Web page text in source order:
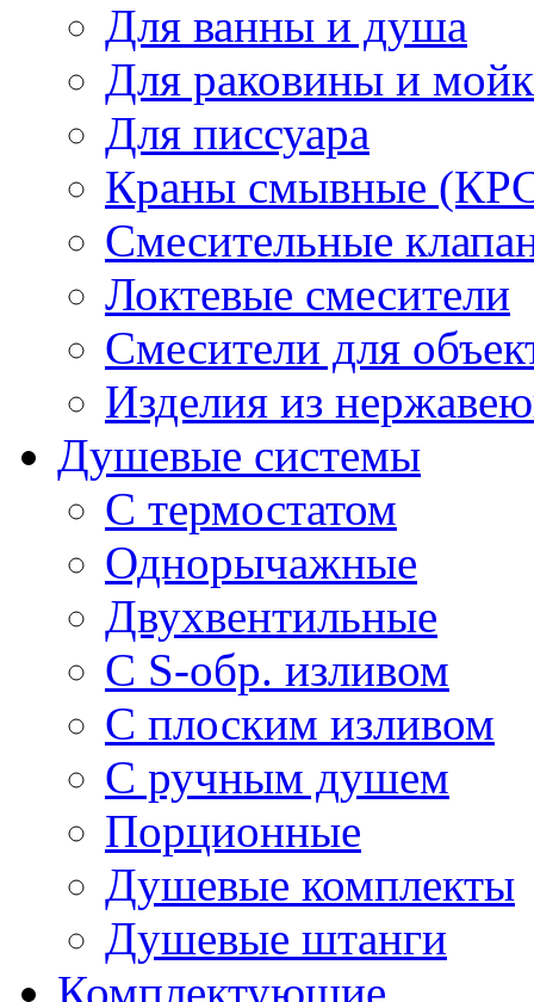
Для ванны и душа
Для раковины и
Для писсуара
Краны смывные
Смесительные
Локтевые смесители
Смесители для
Изделия из
Душевые системы
С термостатом
Однорычажные
Двухвентильные
С S-обр. изливом
С плоским изливом
С ручным душем
Порционные
Душевые комплекты
Душевые штанги